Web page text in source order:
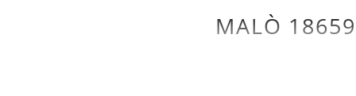
MALÒ 18659